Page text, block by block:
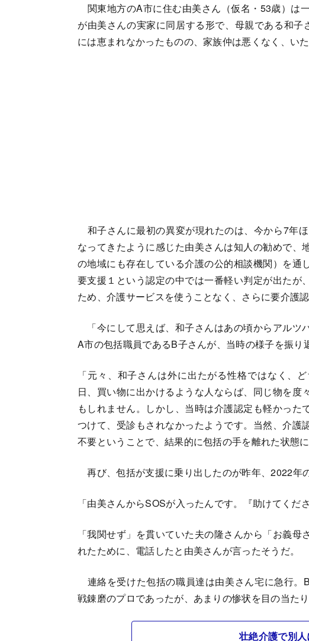
関東地方のA市に住む由美さん（仮名・53歳）は
が由美さんの実家に同居する形で、母親である和
には恵まれなかったものの、家族仲は悪くなく、い
和子さんに最初の異変が現れたのは、今から7年
なってきたように感じた由美さんは知人の勧めで
の地域にも存在している介護の公的相談機関）を
要支援１という認定の中では一番軽い判定が出たが
ため、介護サービスを使うことなく、さらに要介護
「今にして思えば、和子さんはあの頃からアルツ
A市の包括職員であるB子さんが、当時の様子を振り
「元々、和子さんは外に出たがる性格ではなく、
日、買い物に出かけるような人ならば、同じ物を
もしれません。しかし、当時は介護認定も軽かっ
つけて、受診もされなかったようです。当然、介
不要ということで、結果的に包括の手を離れた状態
再び、包括が支援に乗り出したのが昨年、2022年
「由美さんからSOSが入ったんです。『助けてくだ
「我関せず」を貫いていた夫の隆さんから「お義
れたために、電話したと由美さんが言ったそうだ。
連絡を受けた包括の職員達は由美さん宅に急行
戦錬磨のプロであったが、あまりの惨状を目の当た
壮絶介護で別